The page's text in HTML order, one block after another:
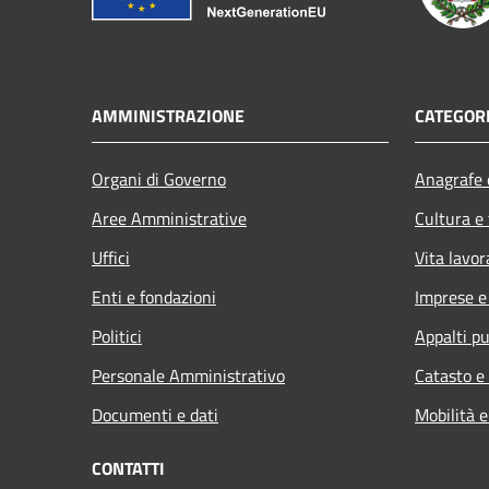
AMMINISTRAZIONE
Organi di Governo
Aree Amministrative
Uffici
Enti e fondazioni
Politici
Personale Amministrativo
Documenti e dati
Cultura
Vita
Imprese
Appalti
Catasto
Mobilità
CONTATTI